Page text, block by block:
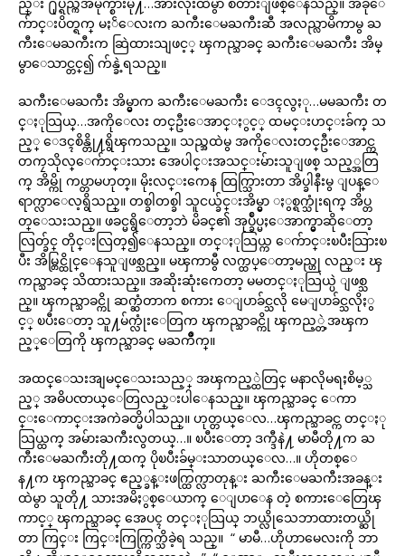
က်ာင္းပိတ္ရက္ မႏၲေလးက ႀကီးေမႀကီးဆီ အလည္လာမိကာမွ ႀ
ကီးေမႀကီးက ဆြဲထားသျဖင့္ ၾကည္သာခင္ ႀကီးေမႀကီး အိမ္
မွာေသာင္တင္၍ က်န္ခဲ့ရသည္။
ႀကီးေမႀကီး အိမ္မွာက ႀကီးေမႀကီး ေဒၚလွႏု…မမႀကီး တ
င္ႏုသြယ္…အကိုေလး တင္ဦးေအာင္ႏွင့္ ထမင္းဟင္းခ်က္ သ
ည့္ ေဒၚစိန္တို႔ရွိၾကသည္။ သည္အထဲမွ အကိုေလးတင္ဦးေအာင္က
တကၠသိုလ္ေက်ာင္းသား အေပါင္းအသင္းမ်ားသူျဖစ္ သည့္အတြ
က္ အိမ္ကို ကပ္တာမဟုတ္။ မိုးလင္းကေန ထြက္သြားတာ အိပ္ခါနီးမွ ျပန္ေ
ရာက္လာေလ့ရွိသည္။ တစ္ခါတစ္ခါ သူငယ္ခ်င္းအိမ္မွာ ႏွစ္ရက္သုံးရက္ အိပ္တ
တ္ေသးသည္။ ဖခင္မရွိေတာ့ဘဲ မိခင္၏ အုပ္ခ်ဳပ္မႈေအာက္မွာဆိုေတာ့
လြတ္ခ်င္ တိုင္းလြတ္၍ေနသည္။ တင္ႏုသြယ္က ေက်ာင္းၿပီးသြားၿ
ပီး အိမ္တြင္ထိုင္ေနသူျဖစ္သည္။ မၾကာမွီ လက္ထပ္ေတာ့မည္ဟု လည္း ၾ
ကည္သာခင္ သိထားသည္။ အဆိုးဆုံးကေတာ့ မမတင္ႏုသြယ္ပဲ ျဖစ္သ
ည္။ ၾကည္သာခင္ကို ဆက္ဆံတာက စကား ေျပာခ်င္သလို မေျပာခ်င္သလိုႏွ
င့္ ၿပီးေတာ့ သူ႔မ်က္လုံးေတြက ၾကည္သာခင္ကို ၾကည့္တဲ့အၾက
ည့္ေတြကို ၾကည္သာခင္ မႀကိဳက္။
အထင္ေသးအျမင္ေသးသည့္ အၾကည့္ထဲတြင္ မနာလိုမရႈစိမ့္သ
ည့္ အဓိပၸာယ္ေတြလည္းပါေနသည္။ ၾကည္သာခင္ ေကာ
င္းေကာင္းအကဲခတ္မိပါသည္။ ဟုတ္တယ္ေလ…ၾကည္သာခင္က တင္ႏု
သြယ္ထက္ အမ်ားႀကီးလွတယ္…။ ၿပီးေတာ့ ဒက္ဒီနဲ႔ မာမီတို႔က ႀ
ကီးေမႀကီးတို႔ထက္ ပိုၿပီးခ်မ္းသာတယ္ေလ…။ ဟိုတစ္ေ
န႔က ၾကည္သာခင္ ဧည့္ခန္းဖက္ထြက္လာတုန္း ႀကီးေမႀကီးအခန္း
ထဲမွာ သူတို႔ သားအမိႏွစ္ေယာက္ ေျပာေန တဲ့ စကားေတြေၾ
ကာင့္ ၾကည္သာခင္ အေပၚ တင္ႏုသြယ္ ဘယ္လိုသေဘာထားတယ္ဆို
တာ ကြင္း ကြင္းကြက္ကြက္သိခဲ့ရ သည္။ “ မာမီ…ဟိုဟာမေလးကို ဘာ